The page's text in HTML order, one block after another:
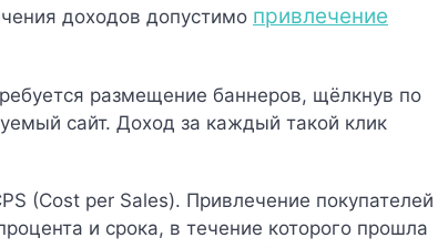
доходов допустимо привлечение
размещение баннеров, щёлкнув по
сайт. Доход за каждый такой клик
(Cost per Sales). Привлечение покупателей
и срока, в течение которого прошла